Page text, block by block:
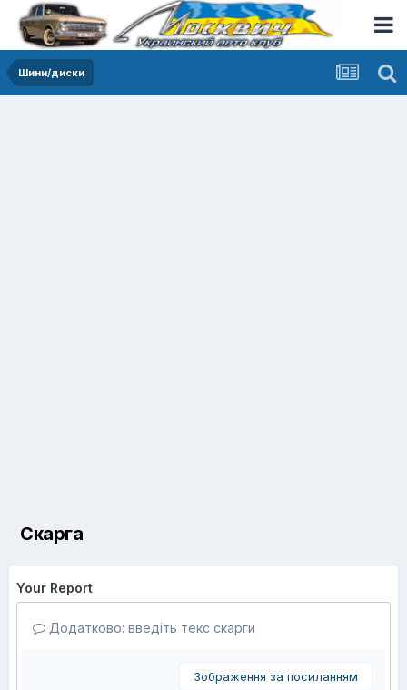
Шини/диски
Скарга
Your Report
Додатково: введіть текс скарги
Зображення за посиланням